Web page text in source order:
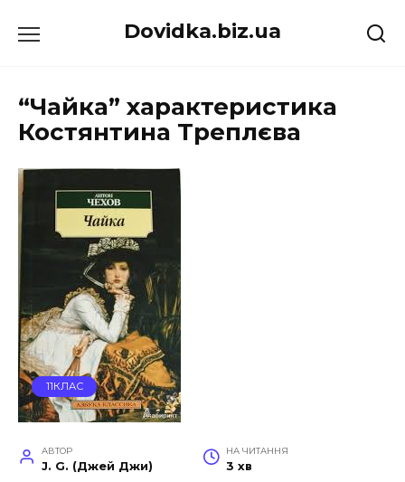
до
Dovidka.biz.ua
“Чайка” характеристика
Костянтина Треплєва
11КЛАС
АВТОР
J. G. (Джей Джи)
НА ЧИТАННЯ
3 хв